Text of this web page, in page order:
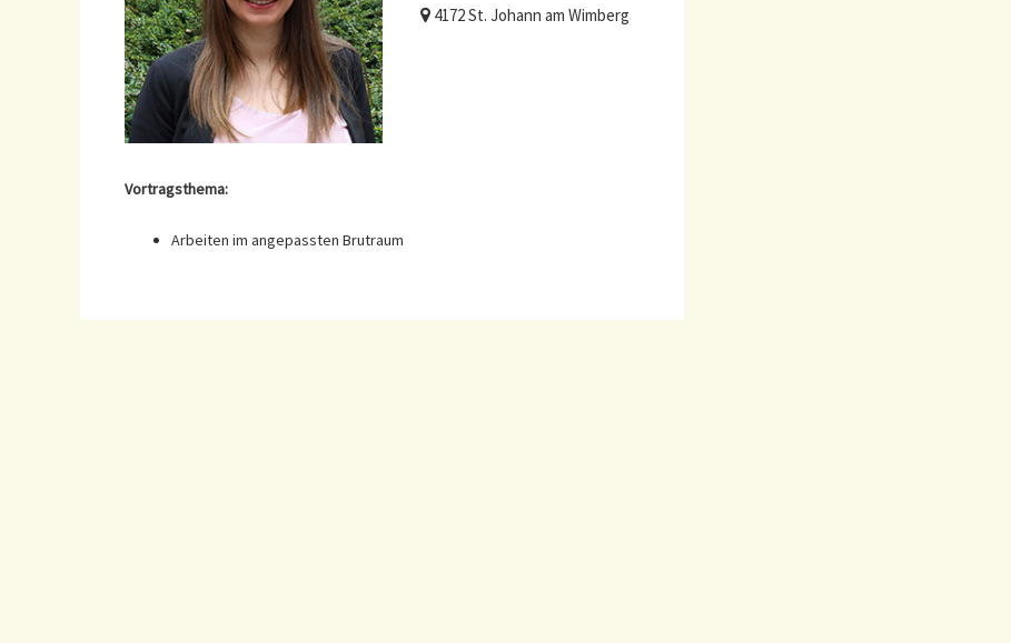
4172 St. Johann am Wimberg
Vortragsthema:
Arbeiten im angepassten Brutraum